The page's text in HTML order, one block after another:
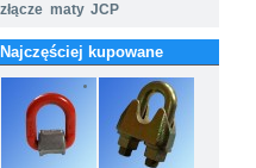
złącze maty JCP
Najczęściej kupowane